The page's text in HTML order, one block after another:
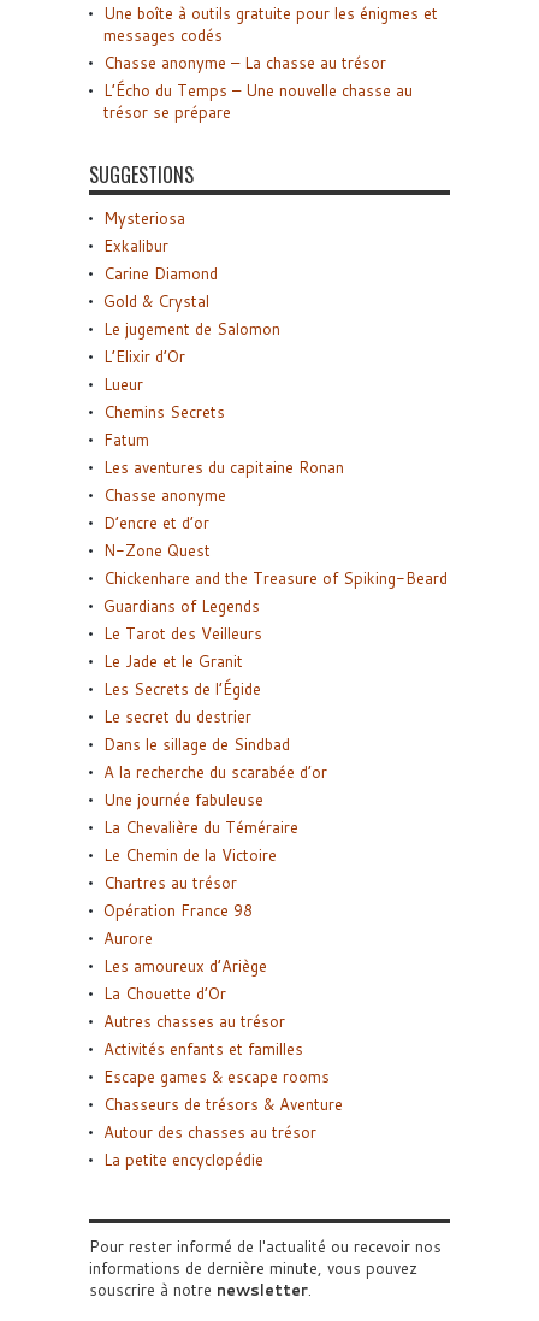
Une boîte à outils gratuite pour les énigmes et
messages codés
Chasse anonyme – La chasse au trésor
L’Écho du Temps – Une nouvelle chasse au
trésor se prépare
SUGGESTIONS
Mysteriosa
Exkalibur
Carine Diamond
Gold & Crystal
Le jugement de Salomon
L’Elixir d’Or
Lueur
Chemins Secrets
Fatum
Les aventures du capitaine Ronan
Chasse anonyme
D’encre et d’or
N-Zone Quest
Chickenhare and the Treasure of Spiking-Beard
Guardians of Legends
Le Tarot des Veilleurs
Le Jade et le Granit
Les Secrets de l’Égide
Le secret du destrier
Dans le sillage de Sindbad
A la recherche du scarabée d’or
Une journée fabuleuse
La Chevalière du Téméraire
Le Chemin de la Victoire
Chartres au trésor
Opération France 98
Aurore
Les amoureux d’Ariège
La Chouette d’Or
Autres chasses au trésor
Activités enfants et familles
Escape games & escape rooms
Chasseurs de trésors & Aventure
Autour des chasses au trésor
La petite encyclopédie
Pour rester informé de l'actualité ou recevoir nos
informations de dernière minute, vous pouvez
souscrire à notre newsletter.